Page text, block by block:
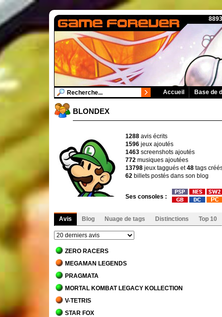
Accueil Base de
BLONDEX
1288 avis écrits
1596 jeux ajoutés
1463 screenshots ajoutés
772 musiques ajoutées
13798 jeux taggués et48 tags
62 billets postés dans son blog
Ses consoles :
Avis Blog Nuage de tags Distinctions Top 10
ZERO RACERS
MEGAMAN LEGENDS
PRAGMATA
MORTAL KOMBAT LEGACY KOLLECTION
V-TETRIS
STAR FOX